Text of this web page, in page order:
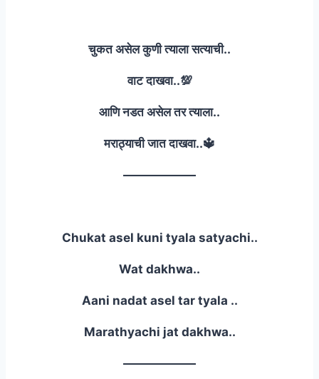
चुकत असेल कुणी त्याला सत्याची..
वाट दाखवा..💯
आणि नडत असेल तर त्याला..
मराठ्याची जात दाखवा..🔱
——————
Chukat asel kuni tyala satyachi..
Wat dakhwa..
Aani nadat asel tar tyala ..
Marathyachi jat dakhwa..
——————